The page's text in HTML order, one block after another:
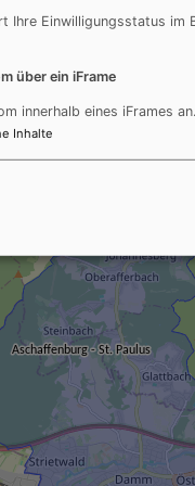
Ihre Einwilligungsstatus im
über ein iFrame
innerhalb eines iFrames an.
Inhalte